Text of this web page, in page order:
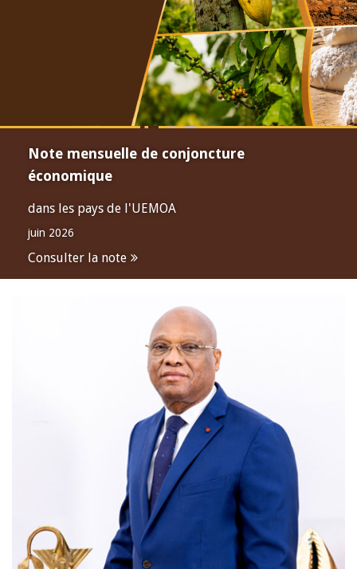
Note mensuelle de conjoncture
économique
dans les pays de l'UEMOA
juin 2026
Consulter la note